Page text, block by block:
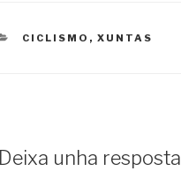
CATEGORIES
CICLISMO ,XUNTAS
Deixa unha resposta